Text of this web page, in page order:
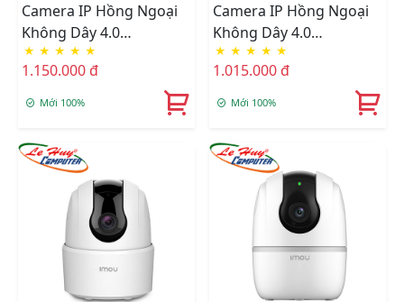
Camera IP Hồng Ngoại
Không Dây 4.0
Megapixel Imou IPC-
F46FEP-D
★ ★ ★ ★ ★
1.150.000 đ
Mới 100%
Camera IP Hồng Ngoại
Không Dây 4.0
Megapixel Imou IPC-
F46FP
★ ★ ★ ★ ★
1.015.000 đ
Mới 100%